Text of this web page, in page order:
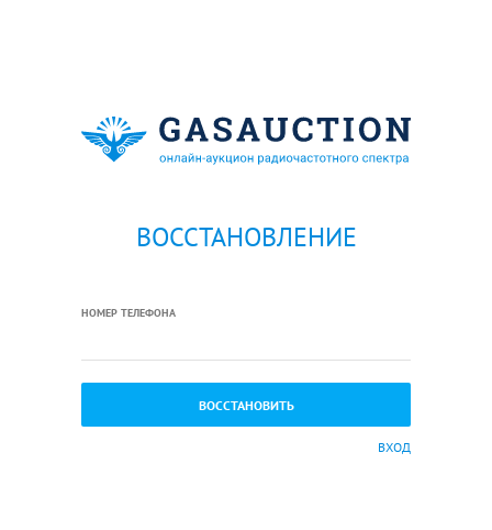
ВОССТАНОВЛЕНИЕ
НОМЕР ТЕЛЕФОНА
ВХОД